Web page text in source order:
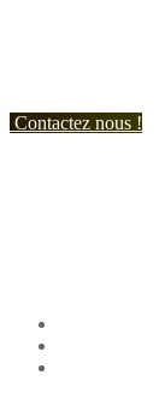
Contactez nous !